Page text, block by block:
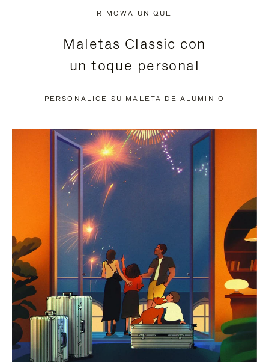
PAUSADO,
PULSE
PARA
ESTÁ
DESACTIVADO:
PULSE
ACTIVARLO.
RIMOWA UNIQUE
Maletas Classic con
un toque personal
PERSONALICE SU MALETA DE ALUMINIO